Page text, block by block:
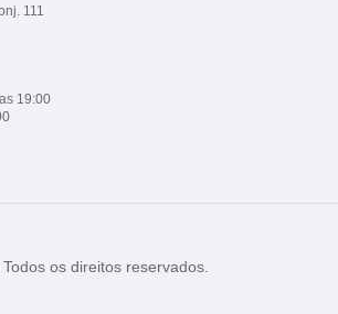
111
19:00
os direitos reservados.